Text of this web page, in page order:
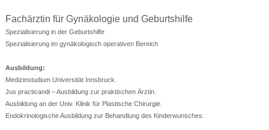
Fachärztin für Gynäkologie und Geburtshilfe
Spezialisierung in der Geburtshilfe
Spezialisierung im gynäkologisch operativen Bereich
Ausbildung:
Medizinstudium Universität Innsbruck.
Jus practicandi – Ausbildung zur praktischen Ärztin.
Ausbildung an der Univ. Klinik für Plastische Chirurgie.
Endokrinologische Ausbildung zur Behandlung des Kinderwunsches.